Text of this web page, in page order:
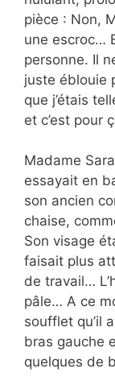
pièce : Non,
une escroc…
personne. Il
juste éblouie
que j’étais
et c’est pour
Madame
essayait en
son ancien
chaise,
Son visage
faisait plus
de travail…
pâle… A ce
soufflet qu’il
bras gauche
quelques de